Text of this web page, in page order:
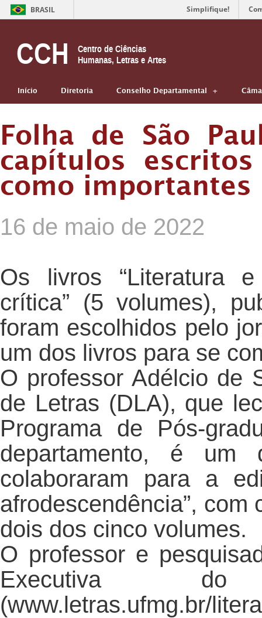
BRASIL Simplifique!
CCH
Centro de Ciências
Humanas, Letras e Artes
Início Diretoria Conselho Departamental
Folha de São
capítulos
como
16 de maio de 2022
Os livros “Literatura e
crítica” (5 volumes),
foram escolhidos pelo
um dos livros para se
O professor Adélcio de
de Letras (DLA), que
Programa de Pós-
departamento, é um
colaboraram para a
afrodescendência”,
dois dos cinco volumes.
O professor e
Executiva
(www.letras.ufmg.br/